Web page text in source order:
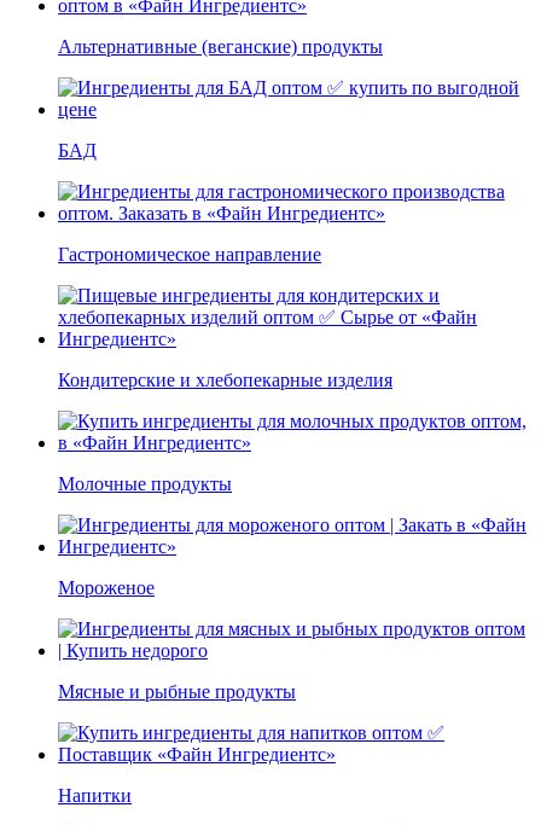
Альтернативные (веганские) продукты
БАД
Гастрономическое направление
Кондитерские и хлебопекарные изделия
Молочные продукты
Мороженое
Мясные и рыбные продукты
Напитки